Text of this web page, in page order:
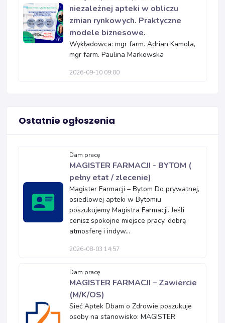
niezależnej apteki w obliczu
zmian rynkowych. Praktyczne
modele biznesowe.
Wykładowca: mgr farm. Adrian Kamola,
mgr farm. Paulina Markowska
2026-09-10 09:00
Ostatnie ogłoszenia
Dam pracę
MAGISTER FARMACJI - BYTOM (
pełny etat / zlecenie)
Magister Farmacji – Bytom Do prywatnej,
osiedlowej apteki w Bytomiu
poszukujemy Magistra Farmacji. Jeśli
cenisz spokojne miejsce pracy, dobrą
atmosferę i indyw...
2026-08-03 14:57
Dam pracę
MAGISTER FARMACJI – Zawiercie
(M/K/OS)
Sieć Aptek Dbam o Zdrowie poszukuje
osoby na stanowisko: MAGISTER